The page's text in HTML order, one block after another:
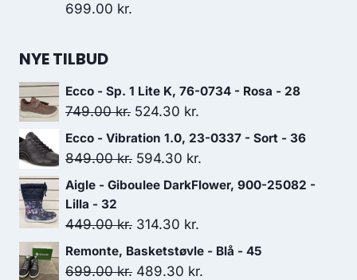
699.00 kr.
NYE TILBUD
Ecco - Sp. 1 Lite K, 76-0734 - Rosa - 28
749.00kr. Den
oprindelige
pris
524.30 kr.
aktuelle
524.30 kr..
Ecco - Vibration 1.0, 23-0337 - Sort - 36
849.00kr. Den
oprindelige
var:
849.00 kr..
594.30 kr.
aktuelle
594.30 kr..
Aigle - Giboulee DarkFlower, 900-25082 -
Lilla - 32
449.00kr. Den
oprindelige
pris
314.30 kr.
aktuelle
pris
Remonte, Basketstøvle - Blå - 45
699.00kr. Den
489.30 kr.